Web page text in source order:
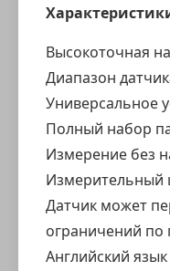
Высокоточная
Диапазон
Универсальное
Полный набор
Измерение без
Измерительный
Датчик может
ограничений по
Английский